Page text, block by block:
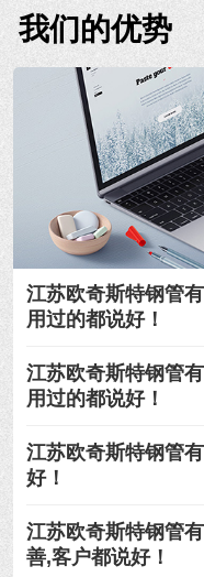
我们的优势
江苏欧奇斯特钢管
用过的都说好！
江苏欧奇斯特钢管
用过的都说好！
江苏欧奇斯特钢管
好！
江苏欧奇斯特钢管
善,客户都说好！